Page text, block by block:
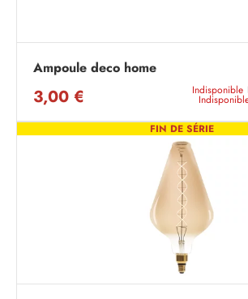
Ampoule deco home
3,00 € Indisponible
FIN DE SÉRIE